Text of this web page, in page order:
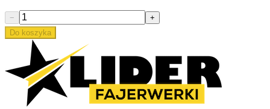
−
+
Do koszyka